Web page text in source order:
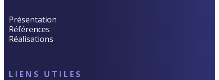
Présentation
Références
Réalisations
LIENS UTILES